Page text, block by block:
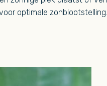
optimale zonblootstelling.